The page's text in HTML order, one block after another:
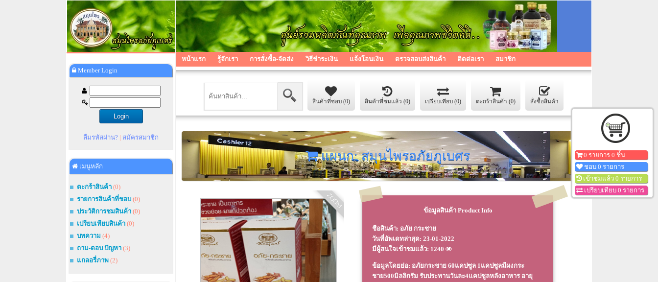
Member Login
ลืมรหัสผ่าน? | สมัครสมาชิก
เมนูหลัก
ตะกร้าสินค้า (0)
รายการสินค้าที่ชอบ (0)
ประวัติการชมสินค้า (0)
เปรียบเทียบสินค้า (0)
บทความ (4)
ถาม-ตอบ ปัญหา (3)
แกลอรี่ภาพ (2)
หน้าแรก รู้จักเรา การสั่งซื้อ-จัดส่ง วิธีชำระเงิน แจ้งโอนเงิน ตรวจสอบส่งสินค้า ติดต่อเรา สมาชิก
สินค้าที่ชอบ (0) สินค้าที่ชมแล้ว (0) เปรียบเทียบ (0) ตะกร้าสินค้า (0) สั่งซื้อสินค้า
แผนก: สมุนไพรอภัยภูเบศร
ZOOM
ข้อมูลสินค้า Product Info
ชือสินค้า: อภัย กระชาย
วันที่อัพเดทล่าสุด: 23-01-2022
มีผู้สนใจเข้าชมแล้ว: 1240
ข้อมูลโดยย่อ: อภัยกระชาย 60แคปซูล 1แคปซูลมีผงกระ
ชาย500มิลลิกรัม รับประทานวันละ4แคปซูลหลังอาหาร อายุ
0 รายการ 0 ชิ้น
ชอบ 0 รายการ
เข้าชมแล้ว 0 รายการ
เปรียบเทียบ 0 รายการ